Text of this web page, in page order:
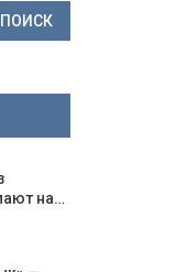
на…